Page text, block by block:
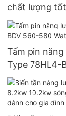
chất lượng
dành cho nhà
Tấm pin
Type 78HL4-
hai mặt với